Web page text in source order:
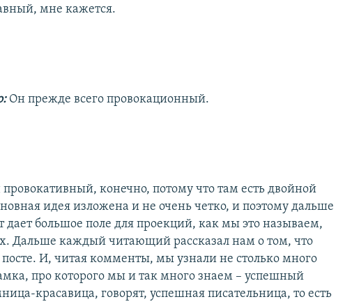
мне кажется.
Он прежде всего провокационный.
конечно, потому что там есть двойной
идея изложена и не очень четко, и поэтому дальше
дает большое поле для проекций, как мы это называем,
Дальше каждый читающий рассказал нам о том, что
И, читая комменты, мы узнали не столько много
про которого мы и так много знаем – успешный
красавица, говорят, успешная писательница, то есть